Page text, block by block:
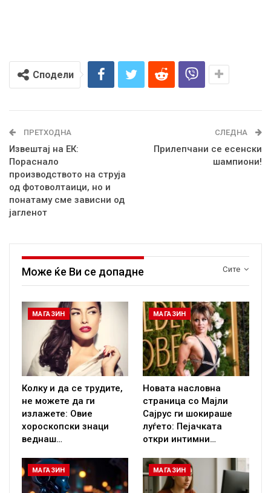
Сподели
ПРЕТХОДНА
Извештај на ЕК:
Пораснало
производството на струја
од фотоволтаици, но и
понатаму сме зависни од
јагленот
СЛЕДНА
Прилепчани се есенски
шампиони!
Сите
Може ќе Ви се допадне
МАГАЗИН
Колку и да се трудите,
не можете да ги
излажете: Овие
хороскопски знаци
веднаш…
МАГАЗИН
Новата насловна
страница со Мајли
Сајрус ги шокираше
луѓето: Пејачката
откри интимни…
МАГАЗИН МАГАЗИН